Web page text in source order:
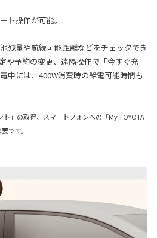
ト操作が可能。
残量や航続可能距離などをチェックでき
や予約の変更、遠隔操作で「今すぐ充
中には、400W消費時の給電可能時間も
ト」の取得、スマートフォンへの「My TOYOTA
です。